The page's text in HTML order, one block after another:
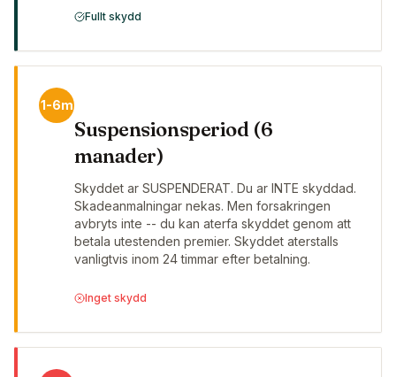
Fullt skydd
1-6m
Suspensionsperiod (6
manader)
Skyddet ar SUSPENDERAT. Du ar INTE skyddad.
Skadeanmalningar nekas. Men forsakringen
avbryts inte -- du kan aterfa skyddet genom att
betala utestenden premier. Skyddet aterstalls
vanligtvis inom 24 timmar efter betalning.
Inget skydd